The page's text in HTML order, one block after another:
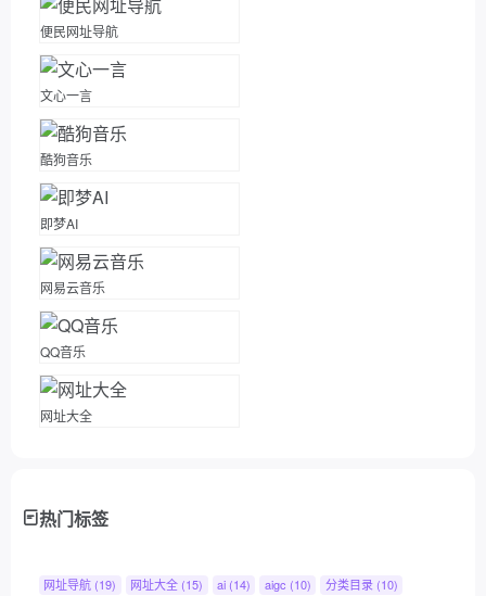
便民网址导航
文心一言
酷狗音乐
即梦AI
网易云音乐
QQ音乐
网址大全
热门标签
网址导航 (19) 网址大全 (15) ai (14) aigc (10) 分类目录 (10)